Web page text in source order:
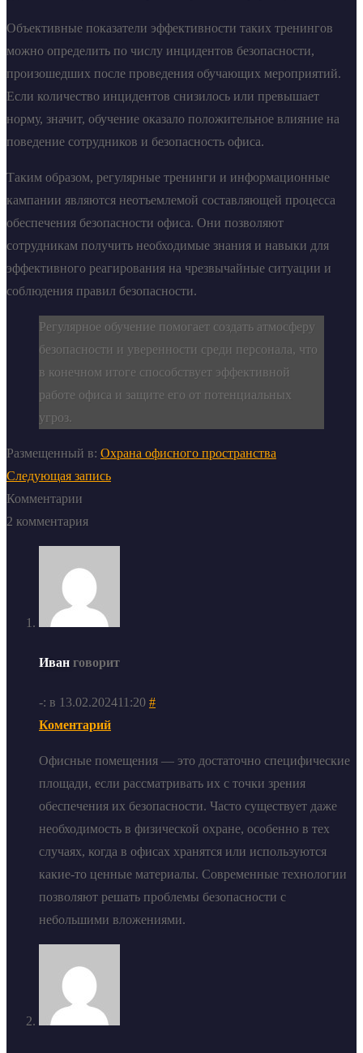
Объективные показатели эффективности таких тренингов
можно определить по числу инцидентов безопасности,
произошедших после проведения обучающих мероприятий.
Если количество инцидентов снизилось или превышает
норму, значит, обучение оказало положительное влияние на
поведение сотрудников и безопасность офиса.
Таким образом, регулярные тренинги и информационные
кампании являются неотъемлемой составляющей процесса
обеспечения безопасности офиса. Они позволяют
сотрудникам получить необходимые знания и навыки для
эффективного реагирования на чрезвычайные ситуации и
соблюдения правил безопасности.
Регулярное обучение помогает создать атмосферу
безопасности и уверенности среди персонала, что
в конечном итоге способствует эффективной
работе офиса и защите его от потенциальных
угроз.
Размещенный в: Охрана офисного пространства
Следующая запись
Комментарии
2 комментария
Иван говорит
-: в 13.02.202411:20 #
Коментарий
Офисные помещения — это достаточно специфические
площади, если рассматривать их с точки зрения
обеспечения их безопасности. Часто существует даже
необходимость в физической охране, особенно в тех
случаях, когда в офисах хранятся или используются
какие-то ценные материалы. Современные технологии
позволяют решать проблемы безопасности с
небольшими вложениями.